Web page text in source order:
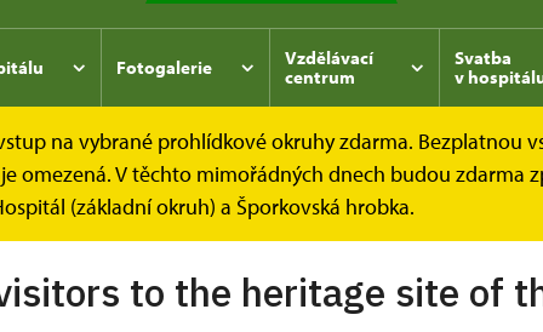
Fotogalerie
Vzdělávací
centrum
Svatba
v
na vybrané prohlídkové okruhy zdarma. Bezplatnou
omezená. V těchto mimořádných dnech budou zdarma
(základní okruh) a Šporkovská hrobka.
Návštěvní řád Návštěvní řády cizojazyčné
to the heritage site of